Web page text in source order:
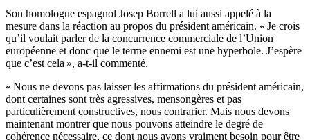
Son homologue espagnol Josep Borrell a lui aussi appelé à la
mesure dans la réaction au propos du président américain. « Je crois
qu’il voulait parler de la concurrence commerciale de l’Union
européenne et donc que le terme ennemi est une hyperbole. J’espère
que c’est cela », a-t-il commenté.
« Nous ne devons pas laisser les affirmations du président américain,
dont certaines sont très agressives, mensongères et pas
particulièrement constructives, nous contrarier. Mais nous devons
maintenant montrer que nous pouvons atteindre le degré de
cohérence nécessaire, ce dont nous avons vraiment besoin pour être